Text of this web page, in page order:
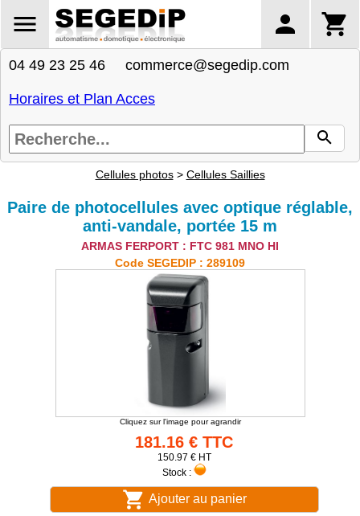
04 49 23 25 46 commerce@segedip.com
Horaires et Plan Acces
Cellules photos> Cellules Saillies
Paire de photocellules avec optique réglable,
anti-vandale, portée 15 m
ARMAS FERPORT : FTC 981 MNO HI
Code SEGEDIP : 289109
Cliquez sur l'image pour agrandir
181.16 € TTC
150.97 € HT
Stock :
Ajouter au panier